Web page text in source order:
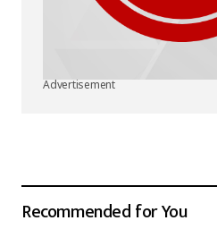
Advertisement
Recommended for You